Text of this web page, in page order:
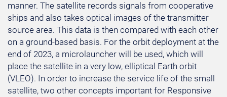
manner. The satellite records signals from cooperative
ships and also takes optical images of the transmitter
source area. This data is then compared with each other
on a ground-based basis. For the orbit deployment at the
end of 2023, a microlauncher will be used, which will
place the satellite in a very low, elliptical Earth orbit
(VLEO). In order to increase the service life of the small
satellite, two other concepts important for Responsive